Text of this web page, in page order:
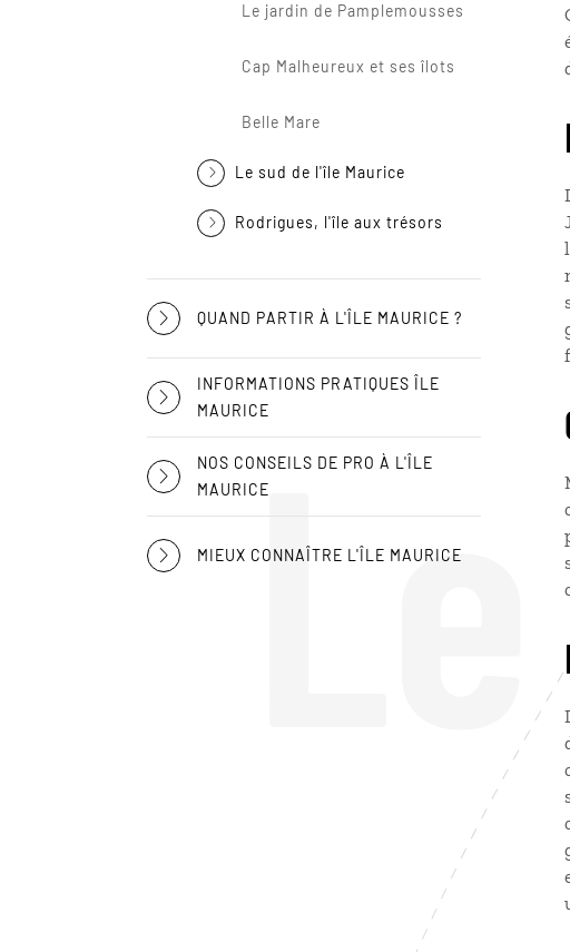
Le jardin de Pamplemousses
Cap Malheureux et ses îlots
Belle Mare
Le sud de l'île Maurice
Rodrigues, l'île aux trésors
QUAND PARTIR À L'ÎLE MAURICE ?
INFORMATIONS PRATIQUES ÎLE
MAURICE
NOS CONSEILS DE PRO À L'ÎLE
MAURICE
MIEUX CONNAÎTRE L'ÎLE MAURICE